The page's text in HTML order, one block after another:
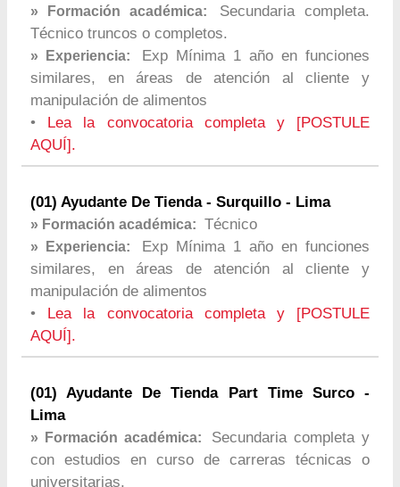
» Formación académica:
Secundaria completa.
Técnico truncos o completos.
» Experiencia:
Exp Mínima 1 año en funciones
similares, en áreas de atención al cliente y
manipulación de alimentos
•
Lea la convocatoria completa y [POSTULE
AQUÍ].
(01) Ayudante De Tienda - Surquillo - Lima
» Formación académica: Técnico
» Experiencia:
Exp Mínima 1 año en funciones
similares, en áreas de atención al cliente y
manipulación de alimentos
•
Lea la convocatoria completa y [POSTULE
AQUÍ].
(01) Ayudante De Tienda Part Time Surco -
Lima
» Formación académica:
Secundaria completa y
con estudios en curso de carreras técnicas o
universitarias.